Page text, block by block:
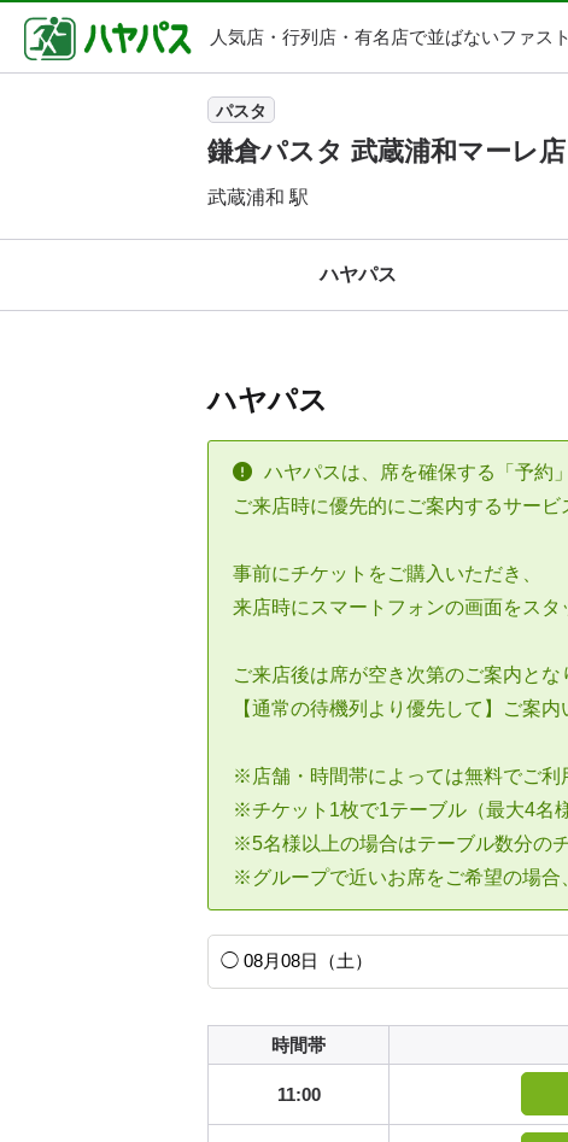
人気店・行列店・ 有名店で並ばないファス
パスタ
鎌倉パスタ 武蔵浦和マーレ店
武蔵浦和 駅
ハヤパス
ハヤパス
ハヤパスは、席を確保する「予約
ご来店時に優先的にご案内するサービ
事前にチケットをご購入いただき、
来店時にスマートフォンの画面をスタ
ご来店後は席が空き次第のご案内とな
【通常の待機列より優先して】ご案内
※店舗・時間帯によっては無料でご利
※チケット1枚で1テーブル（最大4名
※5名様以上の場合はテーブル数分の
※グループで近いお席をご希望の場合
時間帯
11:00